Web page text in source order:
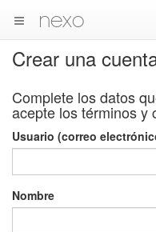
nexo
Crear una
Complete los datos
acepte los términos y
Usuario (correo
Nombre